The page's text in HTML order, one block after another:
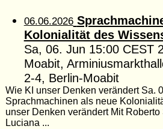
06.06.2026
Kolonialität des
Sa, 06. Jun 15:00
Moabit,
2-4, Berlin-Moabit
Wie KI unser Denken verändert Sa.
Sprachmachinen als neue
unser Denken verändert Mit
Luciana ...